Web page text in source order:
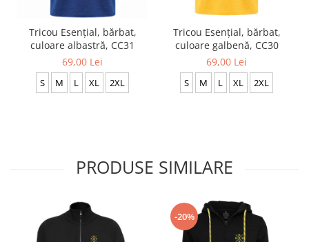
Tricou Esențial, bărbat,
culoare albastră, CC31
69,00 Lei
S M L XL 2XL
Tricou Esențial, bărbat,
culoare galbenă, CC30
69,00 Lei
S M L XL 2XL
PRODUSE SIMILARE
-20%